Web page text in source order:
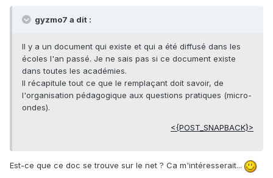
gyzmo7 a dit :
Il y a un document qui existe et qui a été diffusé dans les
écoles l'an passé. Je ne sais pas si ce document existe
dans toutes les académies.
Il récapitule tout ce que le remplaçant doit savoir, de
l'organisation pédagogique aux questions pratiques (micro-
ondes).
<{POST_SNAPBACK}>
Est-ce que ce doc se trouve sur le net ? Ca m'intéresserait...